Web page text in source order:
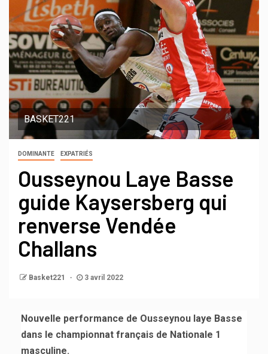
BASKET221
DOMINANTE EXPATRIÉS
Ousseynou Laye Basse
guide Kaysersberg qui
renverse Vendée
Challans
Basket221 3 avril 2022
Nouvelle performance de Ousseynou laye Basse
dans le championnat français de Nationale 1
masculine.